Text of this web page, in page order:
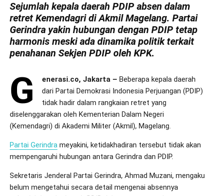
Sejumlah kepala daerah PDIP absen dalam
retret Kemendagri di Akmil Magelang. Partai
Gerindra yakin hubungan dengan PDIP tetap
harmonis meski ada dinamika politik terkait
penahanan Sekjen PDIP oleh KPK.
G enerasi.co, Jakarta – Beberapa kepala daerah
dari Partai Demokrasi Indonesia Perjuangan (PDIP)
tidak hadir dalam rangkaian retret yang
diselenggarakan oleh Kementerian Dalam Negeri
(Kemendagri) di Akademi Militer (Akmil), Magelang.
Partai Gerindra meyakini, ketidakhadiran tersebut tidak akan
mempengaruhi hubungan antara Gerindra dan PDIP.
Sekretaris Jenderal Partai Gerindra, Ahmad Muzani, mengaku
belum mengetahui secara detail mengenai absennya